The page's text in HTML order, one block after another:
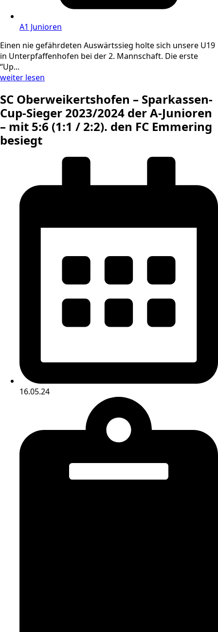
A1 Junioren
Einen nie gefährdeten Auswärtssieg holte sich unsere U19
in Unterpfaffenhofen bei der 2. Mannschaft. Die erste
“Up...
weiter lesen
SC Oberweikertshofen – Sparkassen-
Cup-Sieger 2023/2024 der A-Junioren
– mit 5:6 (1:1 / 2:2). den FC Emmering
besiegt
16.05.24